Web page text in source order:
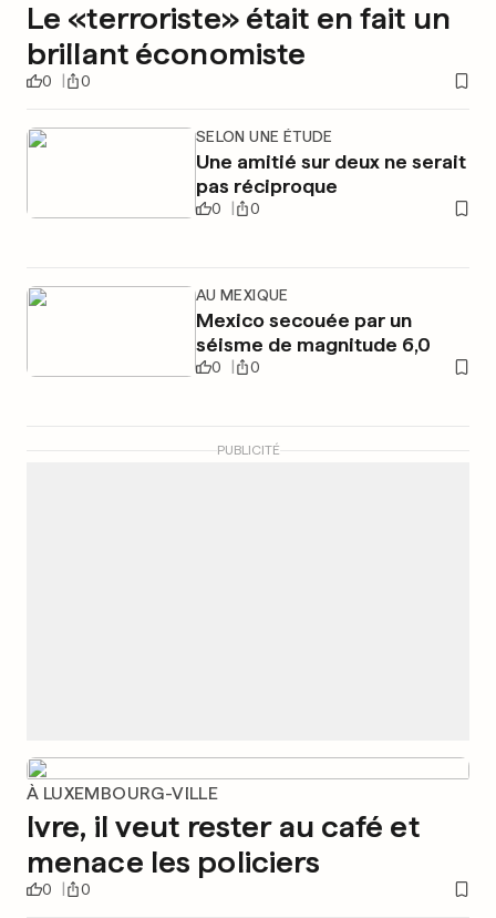
Le «terroriste» était en fait un
brillant économiste
0 0
SELON UNE ÉTUDE
Une amitié sur deux ne serait
pas réciproque
0 0
AU MEXIQUE
Mexico secouée par un
séisme de magnitude 6,0
0 0
PUBLICITÉ
À LUXEMBOURG-VILLE
Ivre, il veut rester au café et
menace les policiers
0 0